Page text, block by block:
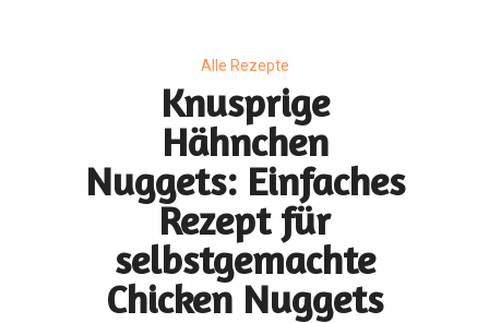
Alle Rezepte
Knusprige
Hähnchen
Nuggets: Einfaches
Rezept für
selbstgemachte
Chicken Nuggets